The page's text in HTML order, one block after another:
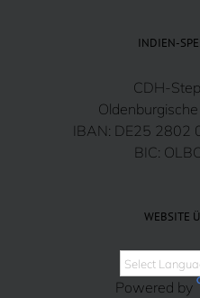
INDIEN-
CDH-
IBAN: DE25
BIC:
WEBSITE
Powered by